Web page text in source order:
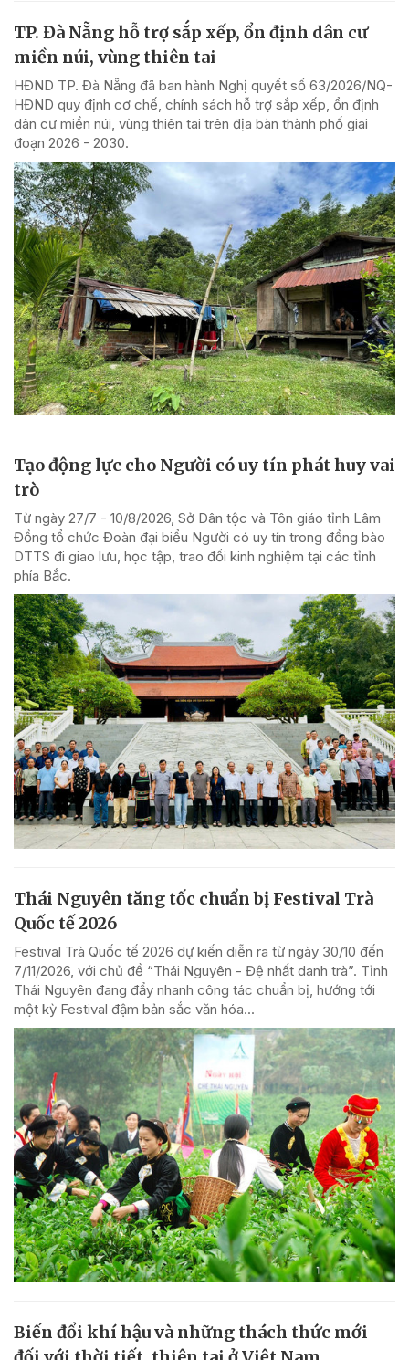
TP. Đà Nẵng hỗ trợ sắp xếp, ổn định dân cư
miền núi, vùng thiên tai
HĐND TP. Đà Nẵng đã ban hành Nghị quyết số 63/2026/NQ-
HĐND quy định cơ chế, chính sách hỗ trợ sắp xếp, ổn định
dân cư miền núi, vùng thiên tai trên địa bàn thành phố giai
đoạn 2026 - 2030.
Tạo động lực cho Người có uy tín phát huy vai
trò
Từ ngày 27/7 - 10/8/2026, Sở Dân tộc và Tôn giáo tỉnh Lâm
Đồng tổ chức Đoàn đại biểu Người có uy tín trong đồng bào
DTTS đi giao lưu, học tập, trao đổi kinh nghiệm tại các tỉnh
phía Bắc.
Thái Nguyên tăng tốc chuẩn bị Festival Trà
Quốc tế 2026
Festival Trà Quốc tế 2026 dự kiến diễn ra từ ngày 30/10 đến
7/11/2026, với chủ đề “Thái Nguyên - Đệ nhất danh trà”. Tỉnh
Thái Nguyên đang đẩy nhanh công tác chuẩn bị, hướng tới
một kỳ Festival đậm bản sắc văn hóa...
Biến đổi khí hậu và những thách thức mới